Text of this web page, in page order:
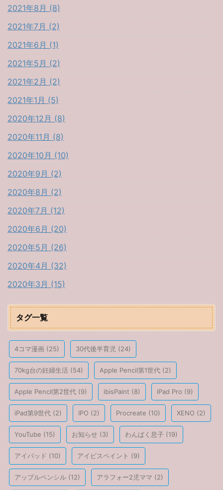
2021年8月 (8)
2021年7月 (2)
2021年6月 (1)
2021年5月 (2)
2021年2月 (2)
2021年1月 (5)
2020年12月 (8)
2020年11月 (8)
2020年10月 (10)
2020年9月 (2)
2020年8月 (2)
2020年7月 (12)
2020年6月 (20)
2020年5月 (26)
2020年4月 (32)
2020年3月 (15)
タグ一覧
4コマ漫画 (25) 30代後半育児 (24)
70kg台の妊婦生活 (54) Apple Pencil第1世代 (2)
Apple Pencil第2世代 (9) ibisPaint (8) iPad Pro (9)
iPad第9世代 (2) IPO (2) Procreate (10) XENO (2)
YouTube (15) お知らせ (3) わんぱく息子 (19)
アイパッド (10) アイビスペイント (9)
アップルペンシル (12) アラフォー2児ママ (2)